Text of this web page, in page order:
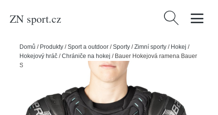
ZN sport.cz Vyhledávání
Domů / Produkty /Sport a outdoor /Sporty /Zimní sporty / Hokej /
Hokejový hráč /Chrániče na hokej / Bauer Hokejová ramena Bauer
Supreme F50 Pro INT, Intermediate, M